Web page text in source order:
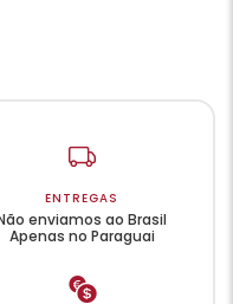
ENTREGAS
enviamos ao Brasil
Apenas no Paraguai